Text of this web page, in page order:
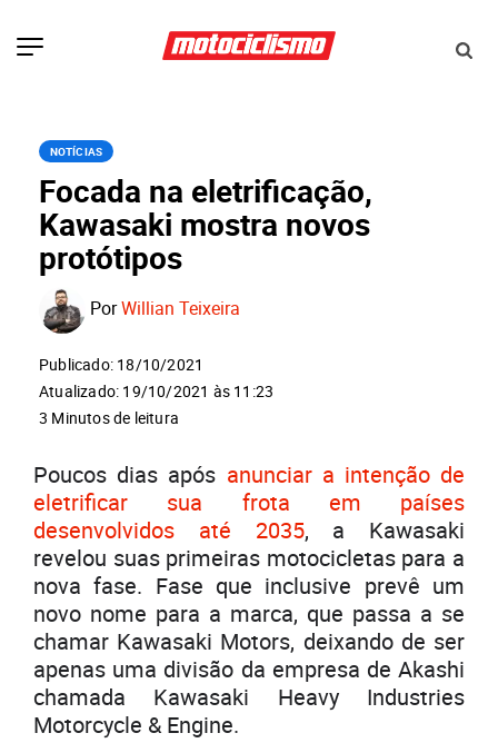
NOTÍCIAS
Focada na eletrificação,
Kawasaki mostra novos
protótipos
PorWillian Teixeira
Publicado: 18/10/2021
Atualizado: 19/10/2021 às 11:23
3 Minutos de leitura
Poucos dias após anunciar a intenção de
eletrificar sua frota em países
desenvolvidos até 2035, a Kawasaki
revelou suas primeiras motocicletas para a
nova fase. Fase que inclusive prevê um
novo nome para a marca, que passa a se
chamar Kawasaki Motors, deixando de ser
apenas uma divisão da empresa de Akashi
chamada Kawasaki Heavy Industries
Motorcycle & Engine.